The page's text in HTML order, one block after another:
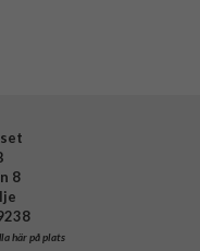
8
här på plats